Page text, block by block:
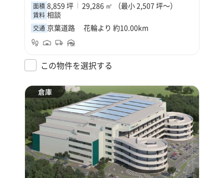
面積 8,859 坪 29,286 ㎡ （最小 2,507 坪～）
賃料 相談
交通 京葉道路 花輪より 約10.00km
この物件を選択する
倉庫